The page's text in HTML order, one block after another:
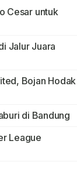
Cesar untuk
Jalur Juara
Bojan Hodak
di Bandung
League